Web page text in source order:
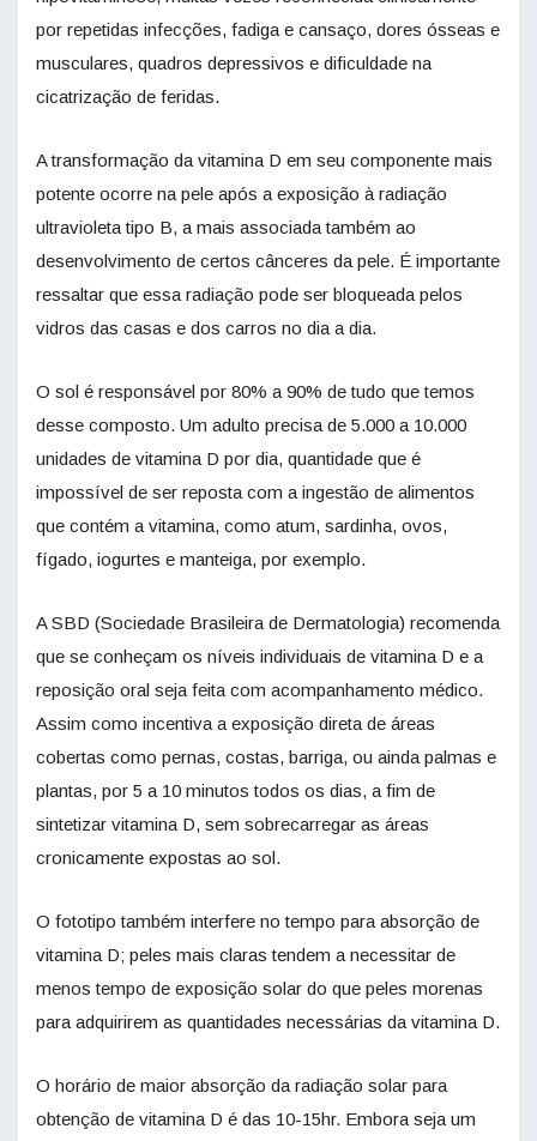
por repetidas infecções, fadiga e cansaço, dores ósseas e
musculares, quadros depressivos e dificuldade na
cicatrização de feridas.
A transformação da vitamina D em seu componente mais
potente ocorre na pele após a exposição à radiação
ultravioleta tipo B, a mais associada também ao
desenvolvimento de certos cânceres da pele. É importante
ressaltar que essa radiação pode ser bloqueada pelos
vidros das casas e dos carros no dia a dia.
O sol é responsável por 80% a 90% de tudo que temos
desse composto. Um adulto precisa de 5.000 a 10.000
unidades de vitamina D por dia, quantidade que é
impossível de ser reposta com a ingestão de alimentos
que contém a vitamina, como atum, sardinha, ovos,
fígado, iogurtes e manteiga, por exemplo.
A SBD (Sociedade Brasileira de Dermatologia) recomenda
que se conheçam os níveis individuais de vitamina D e a
reposição oral seja feita com acompanhamento médico.
Assim como incentiva a exposição direta de áreas
cobertas como pernas, costas, barriga, ou ainda palmas e
plantas, por 5 a 10 minutos todos os dias, a fim de
sintetizar vitamina D, sem sobrecarregar as áreas
cronicamente expostas ao sol.
O fototipo também interfere no tempo para absorção de
vitamina D; peles mais claras tendem a necessitar de
menos tempo de exposição solar do que peles morenas
para adquirirem as quantidades necessárias da vitamina D.
O horário de maior absorção da radiação solar para
obtenção de vitamina D é das 10-15hr. Embora seja um